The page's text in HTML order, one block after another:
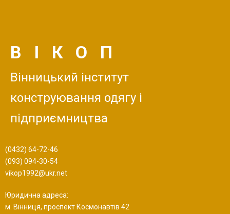
ВІКОП
Вінницький інститут
конструювання одягу і
підприємництва
(0432) 64-72-46
(093) 094-30-54
vikop1992@ukr.net
Юридична адреса:
м. Вінниця, проспект Космонавтів 42